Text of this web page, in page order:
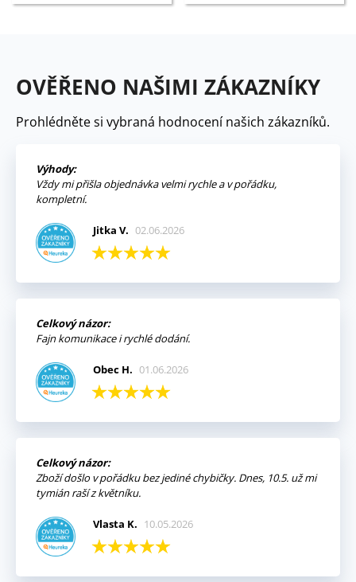
OVĚŘENO NAŠIMI ZÁKAZNÍKY
Prohlédněte si vybraná hodnocení našich zákazníků.
Výhody:
Vždy mi přišla objednávka velmi rychle a v pořádku,
kompletní.
Jitka V. 02.06.2026
Celkový názor:
Fajn komunikace i rychlé dodání.
Obec H. 01.06.2026
Celkový názor:
Zboží došlo v pořádku bez jediné chybičky. Dnes, 10.5. už mi
tymián raší z květníku.
Vlasta K. 10.05.2026